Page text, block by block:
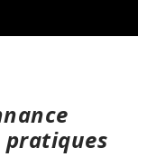
pratiques